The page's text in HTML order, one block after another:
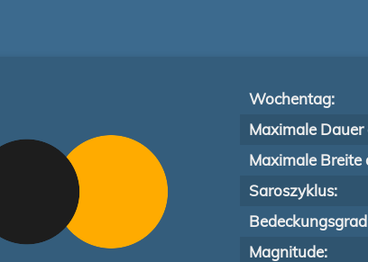
Wochentag:
Maximale
Maximale Breite
Saroszyklus:
Magnitude: